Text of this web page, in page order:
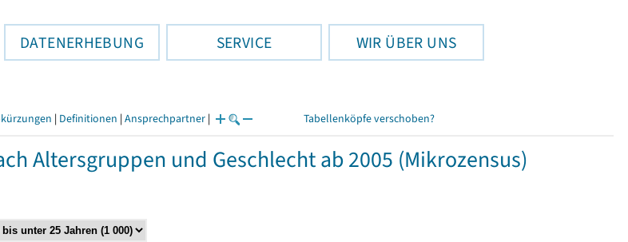
DATENERHEBUNG SERVICE WIR ÜBER UNS
| Definitionen | Ansprechpartner | Tabellenköpfe verschoben?
Altersgruppen und Geschlecht ab 2005 (Mikrozensus)